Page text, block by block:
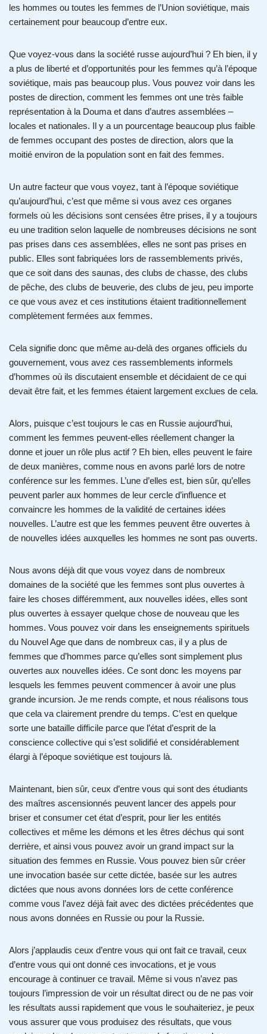
les hommes ou toutes les femmes de l’Union soviétique, mais
certainement pour beaucoup d’entre eux.
Que voyez-vous dans la société russe aujourd’hui ? Eh bien, il y
a plus de liberté et d’opportunités pour les femmes qu’à l’époque
soviétique, mais pas beaucoup plus. Vous pouvez voir dans les
postes de direction, comment les femmes ont une très faible
représentation à la Douma et dans d’autres assemblées –
locales et nationales. Il y a un pourcentage beaucoup plus faible
de femmes occupant des postes de direction, alors que la
moitié environ de la population sont en fait des femmes.
Un autre facteur que vous voyez, tant à l’époque soviétique
qu’aujourd’hui, c’est que même si vous avez ces organes
formels où les décisions sont censées être prises, il y a toujours
eu une tradition selon laquelle de nombreuses décisions ne sont
pas prises dans ces assemblées, elles ne sont pas prises en
public. Elles sont fabriquées lors de rassemblements privés,
que ce soit dans des saunas, des clubs de chasse, des clubs
de pêche, des clubs de beuverie, des clubs de jeu, peu importe
ce que vous avez et ces institutions étaient traditionnellement
complètement fermées aux femmes.
Cela signifie donc que même au-delà des organes officiels du
gouvernement, vous avez ces rassemblements informels
d’hommes où ils discutaient ensemble et décidaient de ce qui
devait être fait, et les femmes étaient largement exclues de cela.
Alors, puisque c’est toujours le cas en Russie aujourd’hui,
comment les femmes peuvent-elles réellement changer la
donne et jouer un rôle plus actif ? Eh bien, elles peuvent le faire
de deux manières, comme nous en avons parlé lors de notre
conférence sur les femmes. L’une d’elles est, bien sûr, qu’elles
peuvent parler aux hommes de leur cercle d’influence et
convaincre les hommes de la validité de certaines idées
nouvelles. L’autre est que les femmes peuvent être ouvertes à
de nouvelles idées auxquelles les hommes ne sont pas ouverts.
Nous avons déjà dit que vous voyez dans de nombreux
domaines de la société que les femmes sont plus ouvertes à
faire les choses différemment, aux nouvelles idées, elles sont
plus ouvertes à essayer quelque chose de nouveau que les
hommes. Vous pouvez voir dans les enseignements spirituels
du Nouvel Age que dans de nombreux cas, il y a plus de
femmes que d’hommes parce qu’elles sont simplement plus
ouvertes aux nouvelles idées. Ce sont donc les moyens par
lesquels les femmes peuvent commencer à avoir une plus
grande incursion. Je me rends compte, et nous réalisons tous
que cela va clairement prendre du temps. C’est en quelque
sorte une bataille difficile parce que l’état d’esprit de la
conscience collective qui s’est solidifié et considérablement
élargi à l’époque soviétique est toujours là.
Maintenant, bien sûr, ceux d’entre vous qui sont des étudiants
des maîtres ascensionnés peuvent lancer des appels pour
briser et consumer cet état d’esprit, pour lier les entités
collectives et même les démons et les êtres déchus qui sont
derrière, et ainsi vous pouvez avoir un grand impact sur la
situation des femmes en Russie. Vous pouvez bien sûr créer
une invocation basée sur cette dictée, basée sur les autres
dictées que nous avons données lors de cette conférence
comme vous l’avez déjà fait avec des dictées précédentes que
nous avons données en Russie ou pour la Russie.
Alors j’applaudis ceux d’entre vous qui ont fait ce travail, ceux
d’entre vous qui ont donné ces invocations, et je vous
encourage à continuer ce travail. Même si vous n’avez pas
toujours l’impression de voir un résultat direct ou de ne pas voir
les résultats aussi rapidement que vous le souhaiteriez, je peux
vous assurer que vous produisez des résultats, que vous